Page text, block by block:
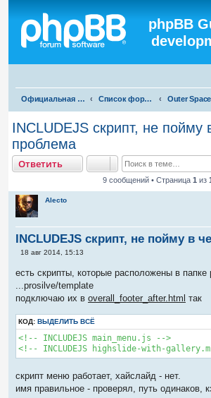
phpBB
Официальная русская поддержка phpBB3 Список форумов Outer Space
INCLUDEJS скрипт, не пойму
проблема
Ответить
9 сообщений • Страница 1 из
Alecto
INCLUDEJS скрипт, не пойму в
С
б
щ
н
е
18 авг 2014, 15:13
есть скрипты, которые расположены в папке
...prosilve/template
подключаю их в overall_footer_after.html так
КОД: ВЫДЕЛИТЬ ВСЁ
<!-- INCLUDEJS main_menu.js -->
<!-- INCLUDEJS highslide-with-
скрипт меню работает, хайслайд - нет.
имя правильное - проверял, путь одинаков,